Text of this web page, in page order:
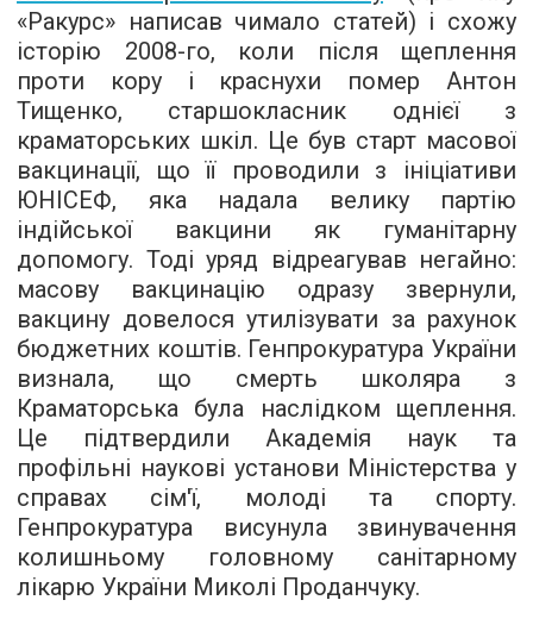
«Ракурс» написав чимало статей) і схожу
історію 2008-го, коли після щеплення
проти кору і краснухи помер Антон
Тищенко, старшокласник однієї з
краматорських шкіл. Це був старт масової
вакцинації, що її проводили з ініціативи
ЮНІСЕФ, яка надала велику партію
індійської вакцини як гуманітарну
допомогу. Тоді уряд відреагував негайно:
масову вакцинацію одразу звернули,
вакцину довелося утилізувати за рахунок
бюджетних коштів. Генпрокуратура України
визнала, що смерть школяра з
Краматорська була наслідком щеплення.
Це підтвердили Академія наук та
профільні наукові установи Міністерства у
справах сім'ї, молоді та спорту.
Генпрокуратура висунула звинувачення
колишньому головному санітарному
лікарю України Миколі Проданчуку.